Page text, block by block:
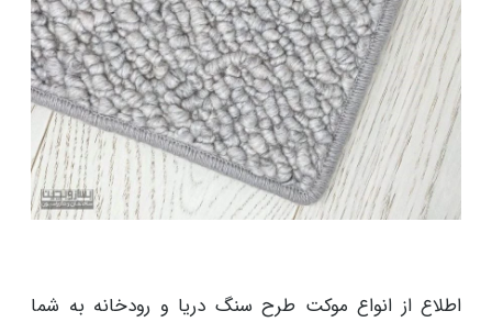
اطلاع از انواع موکت طرح سنگ دریا و رودخانه به شما